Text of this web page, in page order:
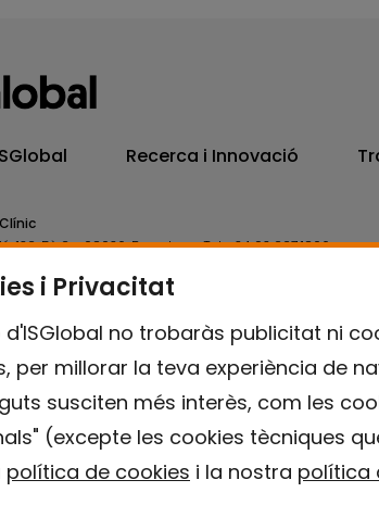
i Privacitat
d'ISGlobal no trobaràs publicitat ni
per millorar la teva experiència de
susciten més interès, com les
(excepte les cookies tècniques
política de cookies i la nostra política
Recerca i Innovació
132, 5è 2a. 08036.Barcelona.Tel.+34 93 227 1806